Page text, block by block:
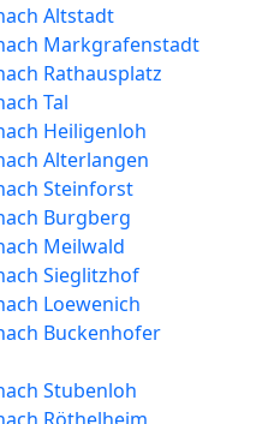
Altstadt
Markgrafenstadt
Rathausplatz
Tal
Heiligenloh
Alterlangen
Steinforst
Burgberg
Meilwald
Sieglitzhof
Loewenich
Buckenhofer
Stubenloh
Röthelheim